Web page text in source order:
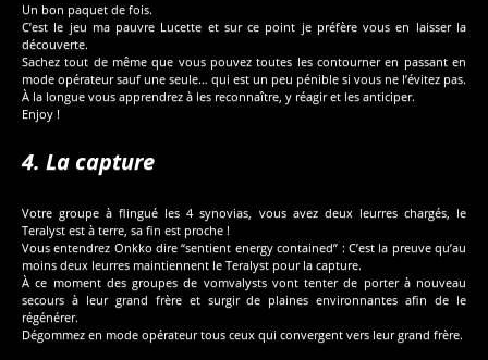
Un bon paquet de fois.
C’est le jeu ma pauvre Lucette et sur ce point je préfère vous en laisser la
découverte.
Sachez tout de même que vous pouvez toutes les contourner en passant en
mode opérateur sauf une seule… qui est un peu pénible si vous ne l’évitez pas.
À la longue vous apprendrez à les reconnaître, y réagir et les anticiper.
Enjoy !
4. La capture
Votre groupe à flingué les 4 synovias, vous avez deux leurres chargés, le
Teralyst est à terre, sa fin est proche !
Vous entendrez Onkko dire “sentient energy contained” : C’est la preuve qu’au
moins deux leurres maintiennent le Teralyst pour la capture.
À ce moment des groupes de vomvalysts vont tenter de porter à nouveau
secours à leur grand frère et surgir de plaines environnantes afin de le
régénérer.
Dégommez en mode opérateur tous ceux qui convergent vers leur grand frère.